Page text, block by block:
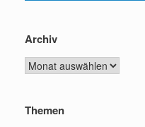
Archiv
Archiv
Themen